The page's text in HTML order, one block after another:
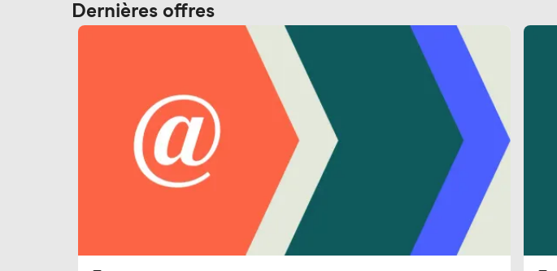
Dernières offres